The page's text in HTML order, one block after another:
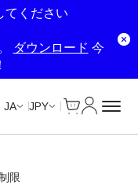
てください
ダウンロード 今
JA JPY
限
Unlimited Data
Unlimited Data
Unlimited Data